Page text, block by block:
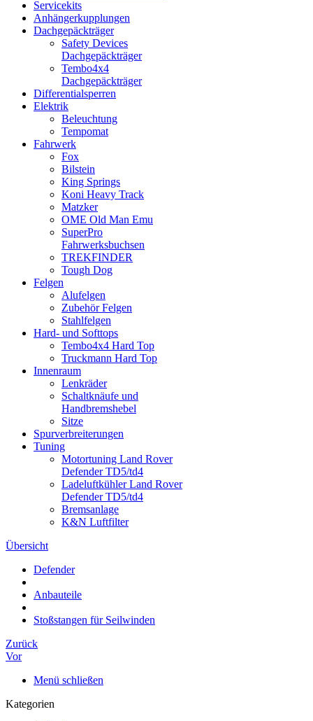
Servicekits
Anhängerkupplungen
Dachgepäckträger
Safety Devices
Dachgepäckträger
Tembo4x4
Dachgepäckträger
Differentialsperren
Elektrik
Beleuchtung
Tempomat
Fahrwerk
Fox
Bilstein
King Springs
Koni Heavy Track
Matzker
OME Old Man Emu
SuperPro
Fahrwerksbuchsen
TREKFINDER
Tough Dog
Felgen
Alufelgen
Zubehör Felgen
Stahlfelgen
Hard- und Softtops
Tembo4x4 Hard Top
Truckmann Hard Top
Innenraum
Lenkräder
Schaltknäufe und
Handbremshebel
Sitze
Spurverbreiterungen
Tuning
Motortuning Land Rover
Defender TD5/td4
Ladeluftkühler Land Rover
Defender TD5/td4
Bremsanlage
K&N Luftfilter
Übersicht
Defender
Anbauteile
Stoßstangen für Seilwinden
Zurück
Vor
Menü schließen
Kategorien